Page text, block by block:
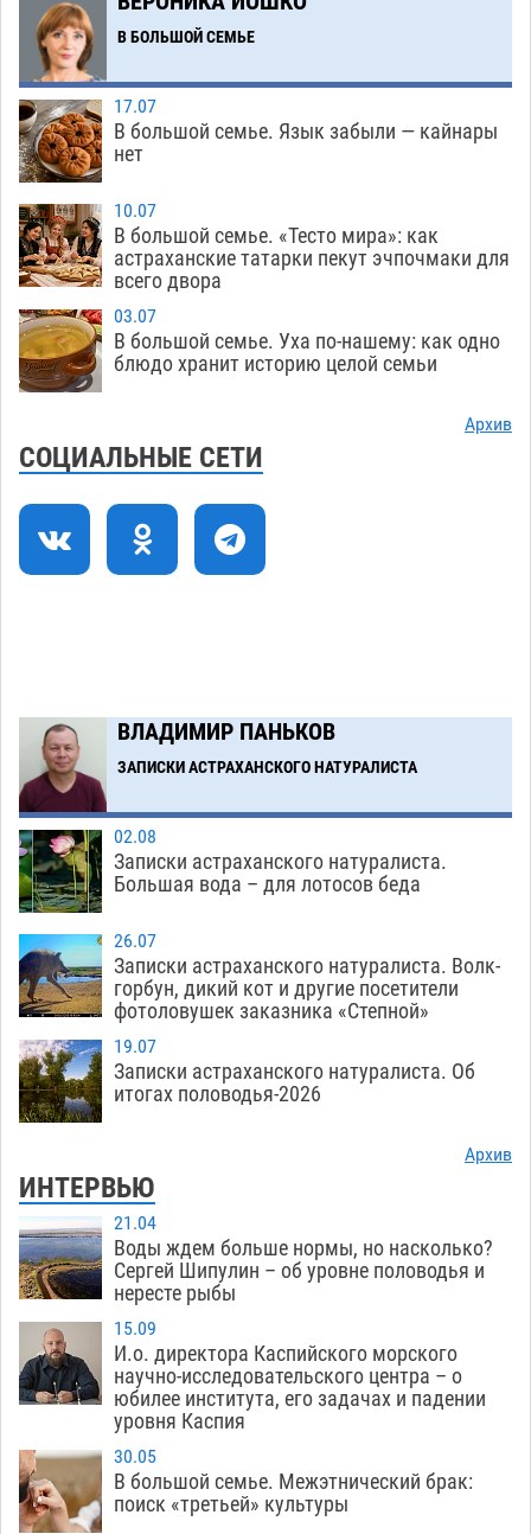
12:49
Астраханские гандболисты с крупной победы
стартовали на Всероссийской Спартакиаде
12:16
В астраханском селе невестка изрешетила
машину свекрови
11:45
Астраханские приставы выдворили 12
нелегалов прямым рейсом из Шереметьево
11:08 Как астраханцы назвали своих детей в июле
06.08
растения с наркотой
09:54
Астраханский детский омбудсмен помогла
многодетному отцу вернуть родительские
права
В БОЛЬШОЙ СЕМЬЕ
17.07
В большой семье. Язык забыли — кайнары
нет
10.07
В большой семье. «Тесто мира»: как
астраханские татарки пекут эчпочмаки для
всего двора
03.07
В большой семье. Уха по-нашему: как одно
блюдо хранит историю целой семьи
Архив
СОЦИАЛЬНЫЕ СЕТИ
ВЛАДИМИР ПАНЬКОВ
ЗАПИСКИ АСТРАХАНСКОГО НАТУРАЛИСТА
02.08
Записки астраханского натуралиста.
Большая вода – для лотосов беда
26.07
Записки астраханского натуралиста. Волк-
горбун, дикий кот и другие посетители
фотоловушек заказника «Степной»
19.07
Записки астраханского натуралиста. Об
итогах половодья-2026
Архив
ИНТЕРВЬЮ
21.04
Воды ждем больше нормы, но насколько?
Сергей Шипулин – об уровне половодья и
нересте рыбы
15.09
И.о. директора Каспийского морского
научно-исследовательского центра – о
юбилее института, его задачах и падении
уровня Каспия
30.05
В большой семье. Межэтнический брак:
поиск «третьей» культуры